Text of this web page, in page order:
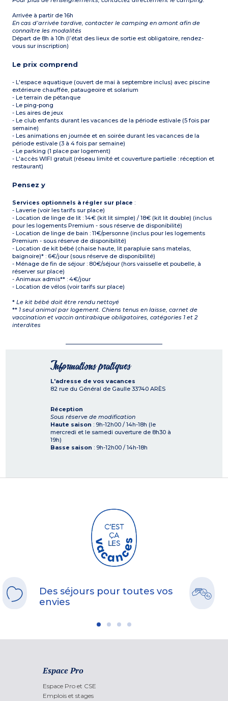
Arrivée à partir de 16h
En cas d’arrivée tardive, contacter le camping en amont afin de
connaître les modalités
Départ de 8h à 10h (l’état des lieux de sortie est obligatoire, rendez-
vous sur inscription)
Le prix comprend
- L'espace aquatique (ouvert de mai à septembre inclus) avec piscine
extérieure chauffée, pataugeoire et solarium
- Le terrain de pétanque
- Le ping-pong
- Les aires de jeux
- Le club enfants durant les vacances de la période estivale (5 fois par
semaine)
- Les animations en journée et en soirée durant les vacances de la
période estivale (3 à 4 fois par semaine)
- Le parking (1 place par logement)
- L'accès WIFI gratuit (réseau limité et couverture partielle : réception et
restaurant)
Pensez y
Services optionnels à régler sur place :
- Laverie (voir les tarifs sur place)
- Location de linge de lit : 14€ (kit lit simple) / 18€ (kit lit double) (inclus
pour les logements Premium - sous réserve de disponibilité)
- Location de linge de bain : 11€/personne (inclus pour les logements
Premium - sous réserve de disponibilité)
- Location de kit bébé (chaise haute, lit parapluie sans matelas,
baignoire)* : 6€/jour (sous réserve de disponibilité)
- Ménage de fin de séjour : 80€/séjour (hors vaisselle et poubelle, à
réserver sur place)
- Animaux admis** : 4€/jour
- Location de vélos (voir tarifs sur place)
* Le kit bébé doit être rendu nettoyé
** 1 seul animal par logement. Chiens tenus en laisse, carnet de
vaccination et vaccin antirabique obligatoires, catégories 1 et 2
interdites
Informations pratiques
L'adresse de vos vacances
82 rue du Général de Gaulle 33740 ARÈS
Réception
Sous réserve de modification
Haute saison : 9h-12h00 / 14h-18h (le
mercredi et le samedi ouverture de 8h30 à
19h)
Basse saison : 9h-12h00 / 14h-18h
Des séjours pour toutes vos
envies
Espace Pro
Espace Pro et CSE
Emplois et stages